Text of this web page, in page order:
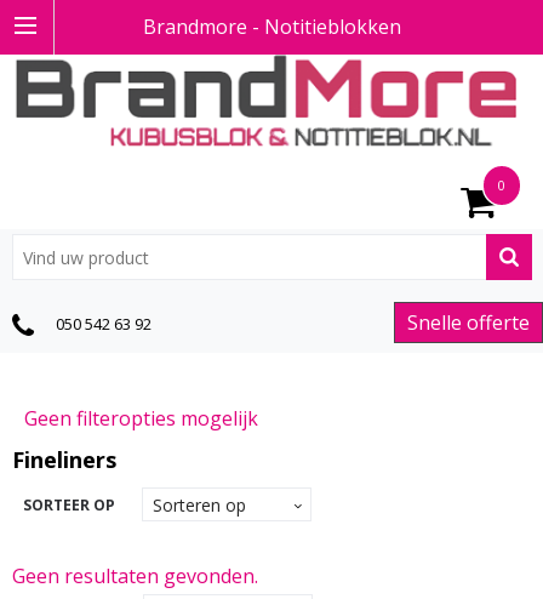
Brandmore - Notitieblokken
0
Snelle offerte
050 542 63 92
Geen filteropties mogelijk
Fineliners
SORTEER OP
Geen resultaten gevonden.